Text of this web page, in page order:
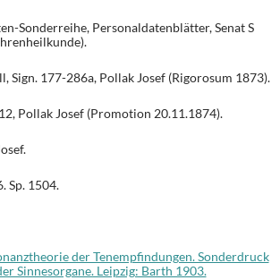
Sonderreihe, Personaldatenblätter, Senat S
177-286a, Pollak Josef (Rigorosum 1873).
Pollak Josef (Promotion 20.11.1874).
Sp. 1504.
der Tenempfindungen. Sonderdruck
Sinnesorgane. Leipzig: Barth 1903.